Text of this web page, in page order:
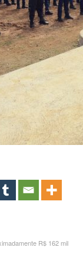
R$ 162 mil